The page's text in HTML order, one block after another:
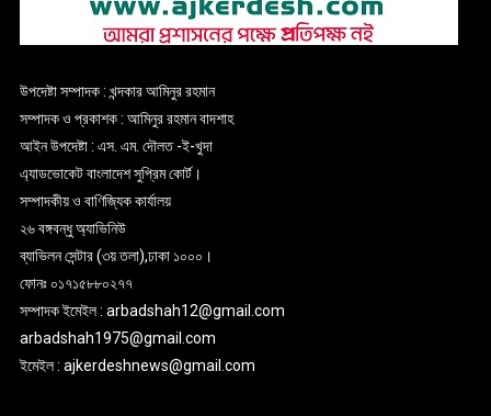
উপদেষ্টা সম্পাদক : খন্দকার আমিনুর রহমান
সম্পাদক ও প্রকাশক : আমিনুর রহমান বাদশাহ
আইন উপদেষ্টা : এস. এম. দৌলত -ই-খুদা
এ্যাডভোকেট বাংলাদেশ সুপ্রিম কোর্ট।
সম্পাদকীয় ও বাণিজ্যিক কার্যালয়
২৬ বঙ্গবন্ধু অ্যাভিনিউ
ব্যাভিলন সেন্টার (৩য় তলা),ঢাকা ১০০০।
ফোনঃ ০১৭১৫৮৮০২৭৭
সম্পাদক ইমেইল : arbadshah12@gmail.com
arbadshah1975@gmail.com
ইমেইল : ajkerdeshnews@gmail.com